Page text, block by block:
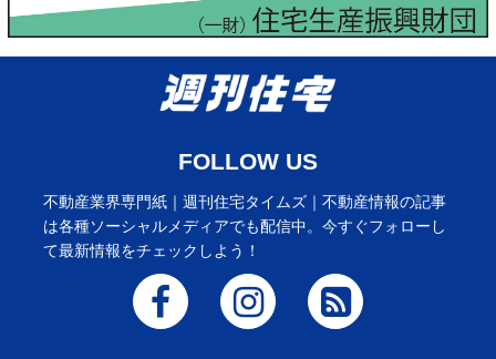
FOLLOW US
不動産業界専門紙｜週刊住宅タイムズ｜不動産情報の記事
は各種ソーシャルメディアでも配信中。今すぐフォローし
て最新情報をチェックしよう！